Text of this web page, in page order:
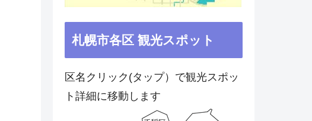
札幌市各区 観光スポット
区名クリック(タップ）で観光スポッ
ト詳細に移動します